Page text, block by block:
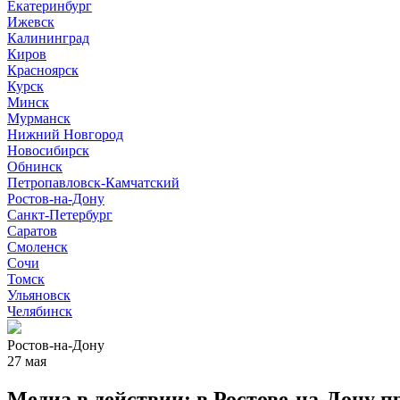
Екатеринбург
Ижевск
Калининград
Киров
Красноярск
Курск
Минск
Мурманск
Нижний Новгород
Новосибирск
Обнинск
Петропавловск-Камчатский
Ростов-на-Дону
Санкт-Петербург
Саратов
Смоленск
Сочи
Томск
Ульяновск
Челябинск
Ростов-на-Дону
27 мая